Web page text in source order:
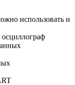
использовать и